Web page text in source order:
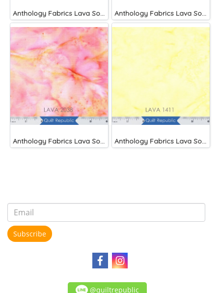
Anthology Fabrics Lava Solids Lilypad Anthology Fabrics Lava Solids Tippy
Anthology Fabrics Lava Solids Cupid Anthology Fabrics Lava Solids Canary
Subscribe
@quiltrepublic